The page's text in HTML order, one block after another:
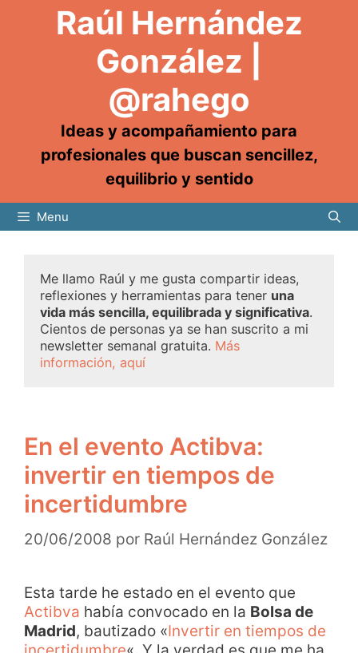
Raúl Hernández
González |
@rahego
Ideas y acompañamiento para
profesionales que buscan sencillez,
equilibrio y sentido
Menu
Me llamo Raúl y me gusta compartir ideas,
reflexiones y herramientas para tener una
vida más sencilla, equilibrada y significativa.
Cientos de personas ya se han suscrito a mi
newsletter semanal gratuita. Más
información, aquí
En el evento Actibva:
invertir en tiempos de
incertidumbre
20/06/2008 por Raúl Hernández González
Esta tarde he estado en el evento que
Actibva había convocado en la Bolsa de
Madrid, bautizado «Invertir en tiempos de